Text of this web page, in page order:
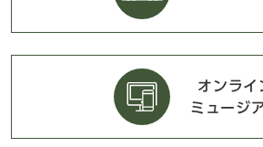
オンライ
ミュージ